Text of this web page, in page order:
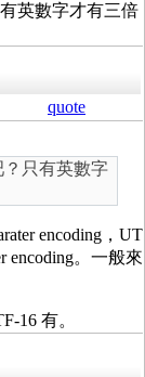
英數字才有三倍
quote
只有英數字
encoding，UT
encoding。一般來
16 有。